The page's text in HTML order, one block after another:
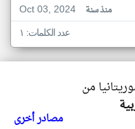
Oct 03, 2024
منذ سنة
عدد الكلمات: ١
من
مصادر أخرى